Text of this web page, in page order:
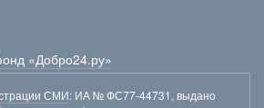
«Добро24.ру»
СМИ: ИА № ФС77-44731, выдано